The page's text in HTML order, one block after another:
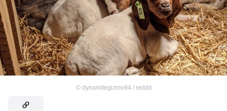
© dynamitegizmo94 / reddit